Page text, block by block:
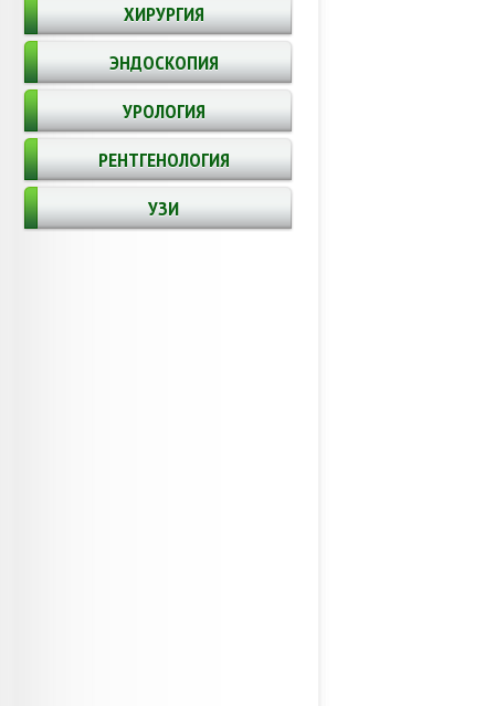
ХИРУРГИЯ
ЭНДОСКОПИЯ
УРОЛОГИЯ
РЕНТГЕНОЛОГИЯ
УЗИ